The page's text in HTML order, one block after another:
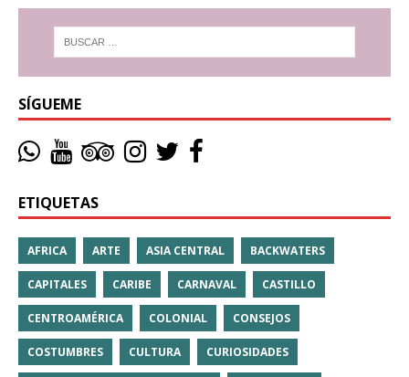
SÍGUEME
ETIQUETAS
AFRICA ARTE ASIA CENTRAL BACKWATERS
CAPITALES CARIBE CARNAVAL CASTILLO
CENTROAMÉRICA COLONIAL CONSEJOS
COSTUMBRES CULTURA CURIOSIDADES